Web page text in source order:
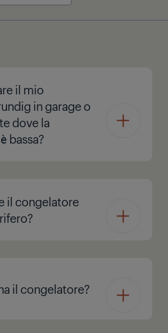
il mio
in garage o
dove la
bassa?
il congelatore
il congelatore?